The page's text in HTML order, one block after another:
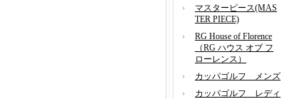
マスターピース(MAS
TER PIECE)
RG House of Florence
（RG ハウス オブ フ
ローレンス）
カッパゴルフ メンズ
カッパゴルフ レディ